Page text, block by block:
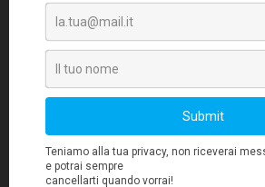
ignoranza, dall'altro da una
acritica. Ci si dimentica
coop sono prima di tutto
devono stare sul mercato.
false credenze
che sento ripetere spesso. La
le cooperative debbano